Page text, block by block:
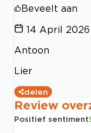
Beveelt aan
14 April 2026
Antoon
Lier
delen
Review
Positief sentiment